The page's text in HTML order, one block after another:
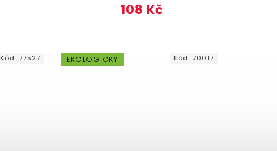
108 Kč
Kód:77527 EKOLOGICKÝ Kód:70017